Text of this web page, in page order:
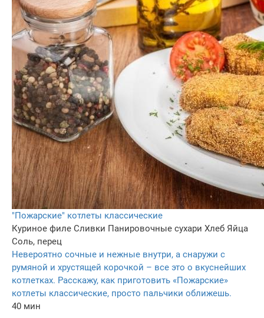
"Пожарские" котлеты классические
Куриное филе Сливки Панировочные сухари Хлеб Яйца
Соль, перец
Невероятно сочные и нежные внутри, а снаружи с
румяной и хрустящей корочкой – все это о вкуснейших
котлетках. Расскажу, как приготовить «Пожарские»
котлеты классические, просто пальчики оближешь.
40 мин